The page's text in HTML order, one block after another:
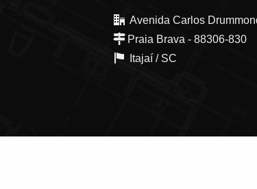
Avenida Carlos
Praia Brava - 88306-830
Itajaí / SC